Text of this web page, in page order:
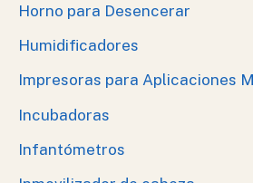
Horno para Desencerar
Humidificadores
Impresoras para Aplicaciones
Incubadoras
Infantómetros